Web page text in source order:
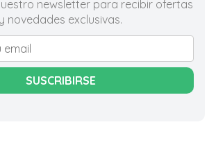
newsletter para recibir ofertas
y novedades exclusivas.
SUSCRIBIRSE